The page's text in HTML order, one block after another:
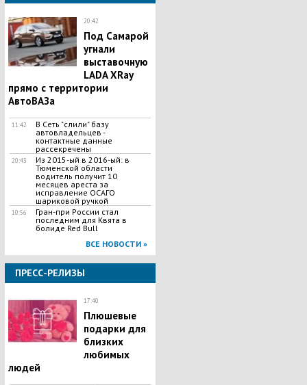
20:42
Под Самарой
угнали
выставочную
LADA XRay
прямо с территории
АвтоВАЗа
11:42
В Сеть "слили" базу
автовладельцев -
контактные данные
рассекречены
20:43
Из 2015-ый в 2016-ый: в
Тюменской области
водитель получит 10
месяцев ареста за
исправление ОСАГО
шариковой ручкой
10:56
Гран-при России стал
последним для Квята в
болиде Red Bull
ВСЕ НОВОСТИ »
ПРЕСС-РЕЛИЗЫ
17:40
Плюшевые
подарки для
близких
любимых
людей